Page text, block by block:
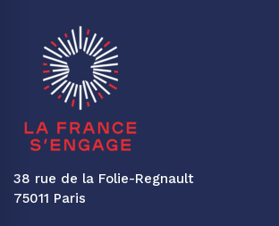
38 rue de la Folie-Regnault
75011 Paris